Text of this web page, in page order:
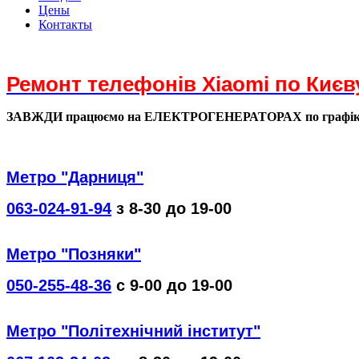
Цены
Контакты
Ремонт телефонів Xiaomi по
ЗАВЖДИ працюємо на ЕЛЕКТРОГЕНЕРАТОРАХ по
Метро "Дарниця"
063-024-91-94 з 8-30 до 19-00
Метро "Позняки"
050-255-48-36 с 9-00 до 19-00
Метро "Політехнічний інститут"